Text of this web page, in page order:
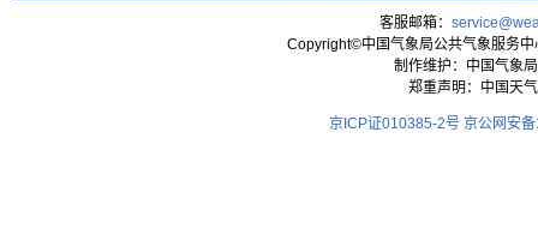
客服邮箱：
Copyright©中国气象局公共气象服务
制作维护：中国气象
郑重声明：中国天
京ICP证010385-2号 京公网安